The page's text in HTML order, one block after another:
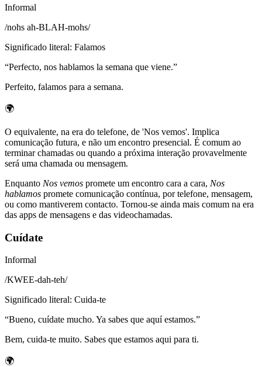
Informal
/nohs ah-BLAH-mohs/
Significado literal: Falamos
“Perfecto, nos hablamos la semana que viene.”
Perfeito, falamos para a semana.
🌍
O equivalente, na era do telefone, de 'Nos vemos'. Implica
comunicação futura, e não um encontro presencial. É comum ao
terminar chamadas ou quando a próxima interação provavelmente
será uma chamada ou mensagem.
Enquanto Nos vemos promete um encontro cara a cara, Nos
hablamos promete comunicação contínua, por telefone, mensagem,
ou como mantiverem contacto. Tornou-se ainda mais comum na era
das apps de mensagens e das videochamadas.
Cuídate
Informal
/KWEE-dah-teh/
Significado literal: Cuida-te
“Bueno, cuídate mucho. Ya sabes que aquí estamos.”
Bem, cuida-te muito. Sabes que estamos aqui para ti.
🌍